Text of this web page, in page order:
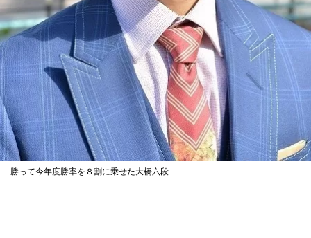
勝って今年度勝率を８割に乗せた大橋六段